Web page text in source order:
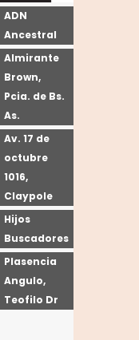
ADN
Ancestral
Almirante
Brown,
Pcia. de Bs.
As.
Av. 17 de
octubre
1016,
Claypole
Hijos
Buscadores
Plasencia
Angulo,
Teofilo Dr